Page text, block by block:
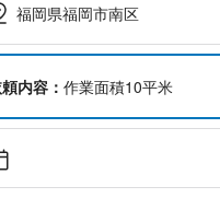
福岡県福岡市南区
内容： 作業面積10平米